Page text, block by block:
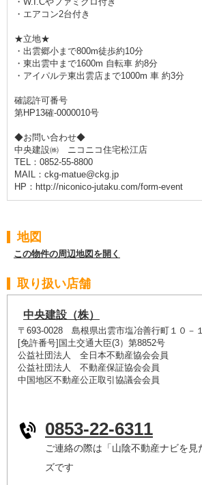
・エアコン2台付き
★立地★
・出雲郷小まで800m徒歩約10分
・東出雲中まで1600m 自転車 約8分
・アイパルテ東出雲店まで1000m 車 約3分
確認許可番号
第HP13確-0000010号
◆お問い合わせ◆
中央建設㈱ ニコニコ住宅松江店
TEL：0852-55-8800
MAIL：ckg-matue@ckg.jp
HP：http://niconico-jutaku.com/form-event
地図
この物件の周辺地図を開く
取り扱い店舗
中央建設（株）
〒693-0028 島根県出雲市塩冶善行町１０－１
[免許番号]国土交通大臣(3）第8852号
公益社団法人 全日本不動産協会会員
公益社団法人 不動産保証協会会員
中国地区不動産公正取引協議会会員
0853-22-6311
ご連絡の際は「山陰不動産ナビを見
ズです